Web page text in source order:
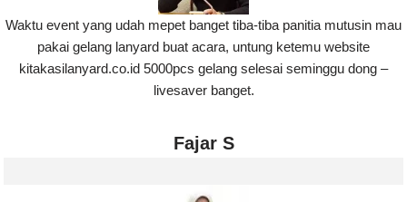
Waktu event yang udah mepet banget tiba-tiba panitia mutusin mau
pakai gelang lanyard buat acara, untung ketemu website
kitakasilanyard.co.id 5000pcs gelang selesai seminggu dong –
livesaver banget.
Fajar S